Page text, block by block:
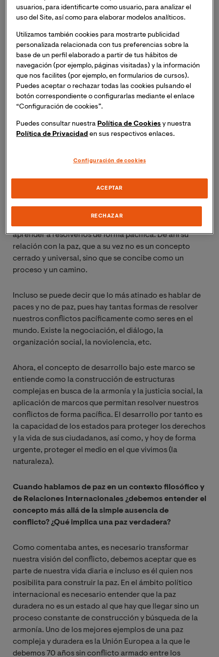
y Licenciada en Filosofía. Es experta en filosofía
política y cultura de la paz, pensamiento decolonial y
movimientos sociales, y profesora invitada en
la Cátedra UNESCO de Filosofía para la Paz.
Paz, conflicto y desarrollo. Tres grandes conceptos
que marcan nuestra historia y nuestra actualidad.
Desde tu perspectiva experta, ¿nos puedes explicar
cómo se relacionan entre ellos y qué importancia
negativo que debe evitarse, e incluso hay algunas
Estudios Internacionales de Paz, es entender el
conflicto como natural a los seres humanos y que tiene
aprender a resolverlos de forma pacífica. De ahí su
relación con la paz, que a su vez no es un concepto
cerrado y universal, sino que se concibe como un
proceso y un camino.
Incluso se puede decir que lo más atinado es hablar de
paces y no de paz, pues hay tantas formas de resolver
nuestros conflictos pacíficamente como seres en el
mundo. Existe la negociación, el diálogo, la
organización social, la noviolencia, etc.
Ahora, el concepto de desarrollo bajo este marco se
entiende como la construcción de estructuras
complejas en busca de la armonía y la justicia social, la
aplicación de marcos que permitan resolver nuestros
conflictos de forma pacífica. El desarrollo por tanto es
la capacidad de los estados para proteger los derechos
y la vida de sus ciudadanos, así como, y hoy de forma
urgente, proteger el medio en el que vivimos (la
naturaleza).
Cuando hablamos de paz en un contexto filosófico y
de Relaciones Internacionales ¿debemos entender el
concepto más allá de la simple ausencia de
conflicto? ¿Qué implica una paz verdadera?
Como comentaba antes, es necesario transformar
nuestra visión del conflicto, debemos aceptar que es
parte de nuestra vida diaria e incluso es él quien nos
posibilita para construir la paz. En el ámbito político
internacional es necesario entender que la paz
duradera no es un estado al que hay que llegar sino un
proceso constante de construcción y búsqueda de la
armonía. Uno de los mejores ejemplos de una paz
compleja y duradera es la Unión Europea a la que le
debemos 70 años sin conflicto armado entre los
usuarios, para identificarte como usuario, para analizar el
uso del Site, así como para elaborar modelos analíticos.
Utilizamos también cookies para mostrarte publicidad
personalizada relacionada con tus preferencias sobre la
base de un perfil elaborado a partir de tus hábitos de
navegación (por ejemplo, páginas visitadas) y la información
que nos facilites (por ejemplo, en formularios de cursos).
Puedes aceptar o rechazar todas las cookies pulsando el
botón correspondiente o configurarlas mediante el enlace
“Configuración de cookies”.
Puedes consultar nuestra Política de Cookies y nuestra
Política de Privacidad en sus respectivos enlaces.
Configuración de cookies
RECHAZAR
ACEPTAR